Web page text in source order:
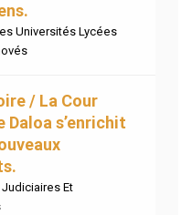
Universités Lycées
/ La Cour
Daloa s’enrichit
Et